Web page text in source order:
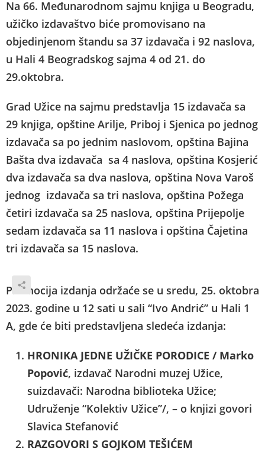
Na 66. Međunarodnom sajmu knjiga u Beogradu,
užičko izdavaštvo biće promovisano na
objedinjenom štandu sa 37 izdavača i 92 naslova,
u Hali 4 Beogradskog sajma 4 od 21. do
29.oktobra.
Grad Užice na sajmu predstavlja 15 izdavača sa
29 knjiga, opštine Arilje, Priboj i Sjenica po jednog
izdavača sa po jednim naslovom, opština Bajina
Bašta dva izdavača sa 4 naslova, opština Kosjerić
dva izdavača sa dva naslova, opština Nova Varoš
jednog izdavača sa tri naslova, opština Požega
četiri izdavača sa 25 naslova, opština Prijepolje
sedam izdavača sa 11 naslova i opština Čajetina
tri izdavača sa 15 naslova.
Promocija izdanja održaće se u sredu, 25. oktobra
2023. godine u 12 sati u sali “Ivo Andrić” u Hali 1
A, gde će biti predstavljena sledeća izdanja:
HRONIKA JEDNE UŽIČKE PORODICE / Marko
Popović, izdavač Narodni muzej Užice,
suizdavači: Narodna biblioteka Užice;
Udruženje “Kolektiv Užice”/, – o knjizi govori
Slavica Stefanović
RAZGOVORI S GOJKOM TEŠIĆEM